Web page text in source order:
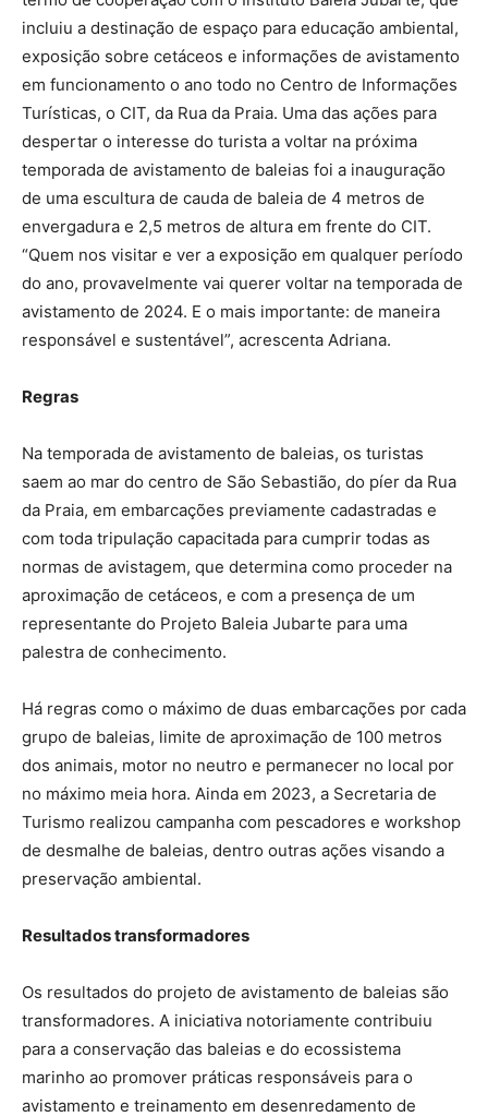
incluiu a destinação de espaço para educação ambiental,
exposição sobre cetáceos e informações de avistamento
em funcionamento o ano todo no Centro de Informações
Turísticas, o CIT, da Rua da Praia. Uma das ações para
despertar o interesse do turista a voltar na próxima
temporada de avistamento de baleias foi a inauguração
de uma escultura de cauda de baleia de 4 metros de
envergadura e 2,5 metros de altura em frente do CIT.
“Quem nos visitar e ver a exposição em qualquer período
do ano, provavelmente vai querer voltar na temporada de
avistamento de 2024. E o mais importante: de maneira
responsável e sustentável”, acrescenta Adriana.
Regras
Na temporada de avistamento de baleias, os turistas
saem ao mar do centro de São Sebastião, do píer da Rua
da Praia, em embarcações previamente cadastradas e
com toda tripulação capacitada para cumprir todas as
normas de avistagem, que determina como proceder na
aproximação de cetáceos, e com a presença de um
representante do Projeto Baleia Jubarte para uma
palestra de conhecimento.
Há regras como o máximo de duas embarcações por cada
grupo de baleias, limite de aproximação de 100 metros
dos animais, motor no neutro e permanecer no local por
no máximo meia hora. Ainda em 2023, a Secretaria de
Turismo realizou campanha com pescadores e workshop
de desmalhe de baleias, dentro outras ações visando a
preservação ambiental.
Resultados transformadores
Os resultados do projeto de avistamento de baleias são
transformadores. A iniciativa notoriamente contribuiu
para a conservação das baleias e do ecossistema
marinho ao promover práticas responsáveis para o
avistamento e treinamento em desenredamento de